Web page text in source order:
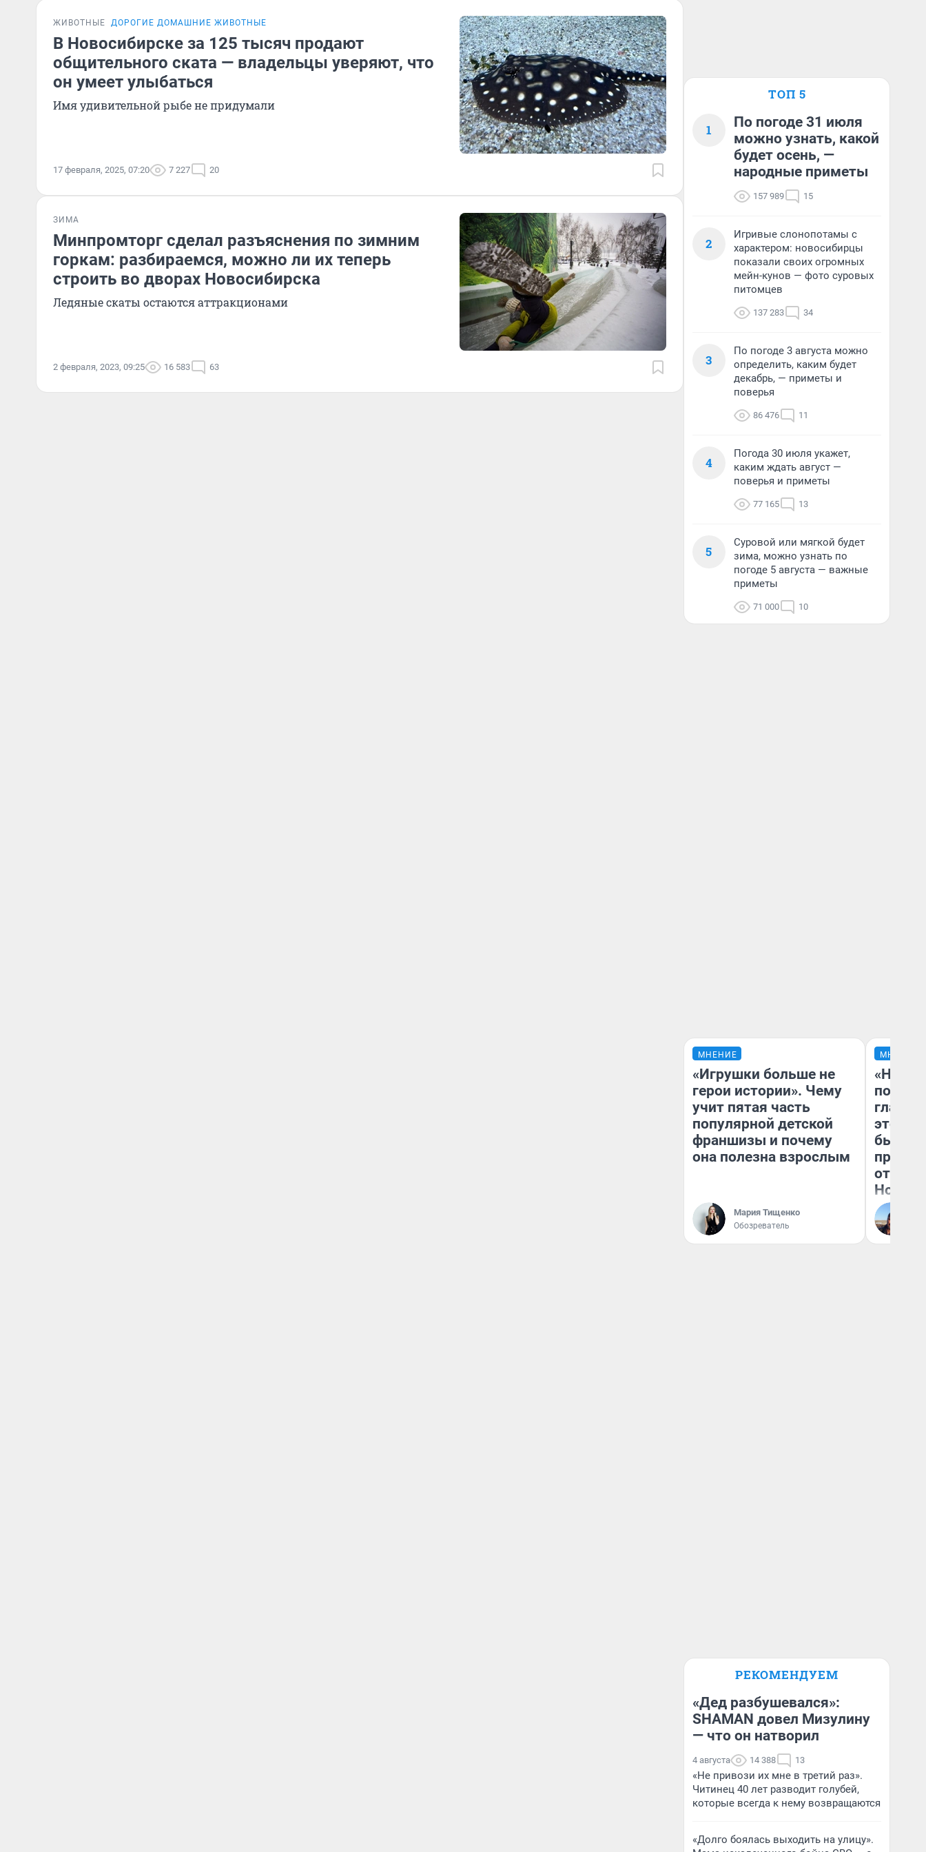
ЖИВОТНЫЕ ДОРОГИЕ ДОМАШНИЕ ЖИВОТНЫЕ
В Новосибирске за 125 тысяч продают
общительного ската — владельцы уверяют, что
он умеет улыбаться
Имя удивительной рыбе не придумали
17 февраля, 2025, 07:20 7 227 20
ЗИМА
Минпромторг сделал разъяснения по зимним
горкам: разбираемся, можно ли их теперь
строить во дворах Новосибирска
Ледяные скаты остаются аттракционами
2 февраля, 2023, 09:25 16 583 63
ТОП 5
1
По погоде 31 июля
можно узнать, какой
будет осень, —
народные приметы
157 989 15
2
Игривые слонопотамы с
характером: новосибирцы
показали своих огромных
мейн-кунов — фото суровых
питомцев
137 283 34
3
По погоде 3 августа можно
определить, каким будет
декабрь, — приметы и
поверья
86 476 11
4
Погода 30 июля укажет,
каким ждать август —
поверья и приметы
77 165 13
5
Суровой или мягкой будет
зима, можно узнать по
погоде 5 августа — важные
приметы
71 000 10
МНЕНИЕ
«Игрушки больше не
герои истории». Чему
учит пятая часть
популярной детской
франшизы и почему
она полезна взрослым
Мария Тищенко
Обозреватель
МНЕНИЕ
этого
бьет
отзыв
Нолана
РЕКОМЕНДУЕМ
«Дед разбушевался»:
SHAMAN довел Мизулину
— что он натворил
4 августа 14 388 13
«Не привози их мне в третий раз».
Читинец 40 лет разводит голубей,
которые всегда к нему возвращаются
«Долго боялась выходить на улицу».